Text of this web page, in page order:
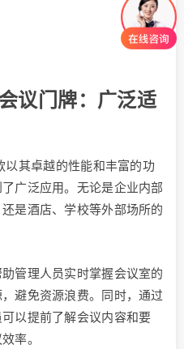
议门牌：广泛适
以其卓越的性能和丰富的功
广泛应用。无论是企业内部
是酒店、学校等外部场所的
管理人员实时掌握会议室的
避免资源浪费。同时，通过
以提前了解会议内容和要
率。